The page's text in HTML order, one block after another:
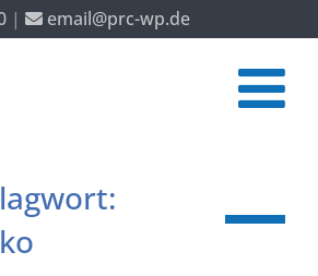
| email@prc-wp.de